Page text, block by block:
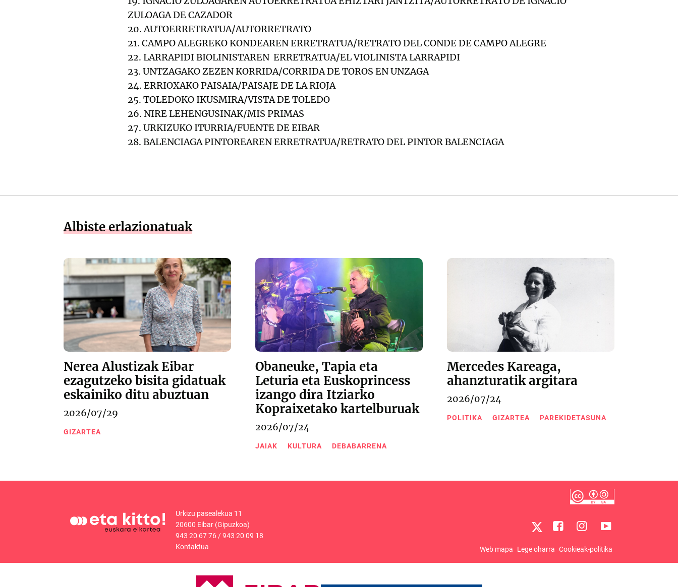
ZULOAGA DE CAZADOR
20. AUTOERRETRATUA/AUTORRETRATO
21. CAMPO ALEGREKO KONDEAREN ERRETRATUA/RETRATO DEL CONDE DE CAMPO ALEGRE
22. LARRAPIDI BIOLINISTAREN ERRETRATUA/EL VIOLINISTA LARRAPIDI
23. UNTZAGAKO ZEZEN KORRIDA/CORRIDA DE TOROS EN UNZAGA
24. ERRIOXAKO PAISAIA/PAISAJE DE LA RIOJA
25. TOLEDOKO IKUSMIRA/VISTA DE TOLEDO
26. NIRE LEHENGUSINAK/MIS PRIMAS
27. URKIZUKO ITURRIA/FUENTE DE EIBAR
28. BALENCIAGA PINTOREAREN ERRETRATUA/RETRATO DEL PINTOR BALENCIAGA
Albiste erlazionatuak
Nerea Alustizak Eibar
ezagutzeko bisita gidatuak
eskainiko ditu abuztuan
2026/07/29
GIZARTEA
Obaneuke, Tapia eta
Leturia eta Euskoprincess
izango dira Itziarko
Kopraixetako kartelburuak
2026/07/24
JAIAK KULTURA DEBABARRENA
Mercedes Kareaga,
ahanzturatik argitara
2026/07/24
POLITIKA GIZARTEA PAREKIDETASUNA
Urkizu pasealekua 11
20600 Eibar (Gipuzkoa)
943 20 67 76/943 20 09 18
Kontaktua
Web mapa Lege oharra Cookieak-politika